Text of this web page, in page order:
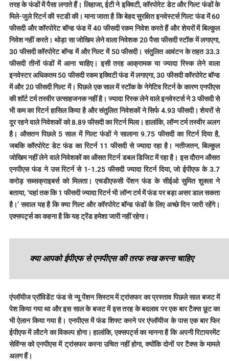
तरह के फंडों में पैसा लगाते हैं। लिहाजा, ईटी ने इक्विटी, कॉरपोरेट डेट और गिल्ट फंडों के
मिले-जुले रिटर्न की स्टडी की। माना जाता है कि बेहद सुरक्षित इनवेस्टर्स गिल्ट फंड में 60
फीसदी और कॉरपोरेट बॉन्ड फंड में 40 फीसदी रकम निवेश करते हैं और शेयरों में बिल्कुल
निवेश नहीं करते। थोड़ा सा जोखिम लेने वाला निवेशक 20 पैसा फीसदी स्टॉक में लगाएगा,
30 फीसदी कॉरपोरेट बॉन्ड में और गिल्ट में 50 फीसदी। संतुलित आवंटन के तहत 33.3
फीसदी तीनों फंडों में आना चाहिए। इसी तरह आक्रामक या ज्यादा रिस्क लेने वाला
इनवेस्टर अधिकतम 50 फीसदी रकम इक्विटी फंड में लगाएगा, 30 फीसदी कॉरपोरेट बॉन्ड
में और 20 फीसदी गिल्ट में। पिछले एक साल में स्टॉक के नेगेटिव रिटर्न के कारण एनपीएस
की शॉर्ट टर्म तस्वीर उत्साहजनक नहीं है। ज्यादा रिस्क लेने वाले इनवेस्टर्स ने 3 फीसदी से
भी कम का रिटर्न हासिल किया है और संतुलित निवेशकों ने सिर्फ 4.93 फीसदी। शेयरों से
दूर रहने वाले निवेशकों को 8.89 फीसदी का रिटर्न मिला। हालांकि, लॉन्ग टर्म तस्वीर अलग
है। औसतन पिछले 5 साल में गिल्ट फंडों ने सालाना 9.75 फीसदी का रिटर्न दिया है,
जबकि कॉरपोरेट डेट फंड का रिटर्न 11 फीसदी से ज्यादा रहा है। नतीजतन, बिल्कुल
जोखिम नहीं लेने वाले निवेशकों का औसत रिटर्न डबल डिजिट में रहा है। इस दौरान औसत
एनपीएस फंड ने उस रिटर्न से 1-1.25 फीसदी ज्यादा रिटर्न दिया, जो ईपीएफ के 3.7
करोड़ सब्सक्राइबर्स को मिलता। एचडीएफसी पेंशन फंड के सीईओ सुमित शुक्ला ने
बताया, ‘यहां तक कि 1 फीसदी ज्यादा रिटर्न भी लॉन्ग टर्म में फंड पर बड़ा असर डाल सकता
है।’ सवाल यह है कि क्या गिल्ट और कॉरपोरेट बॉन्ड फंडों के लिए अच्छे दिन जारी रहेंगे।
एक्सपर्ट्स का कहना है कि यह ट्रेंड हमेशा जारी नहीं रहेगा।
क्या आपको ईपीएफ से एनपीएस की तरफ रुख करना चाहिए
एंप्लॉयीज प्रॉविडेंट फंड से न्यू पेंशन सिस्टम में ट्रांसफर का प्रस्ताव पिछले साल बजट में
पेश किया गया था और इस साल के बजट में इस तरह के बदलाव पर एक बार टैक्स छूट का
भी ऐलान किया गया है। एनपीएस में फंड शिफ्ट करने पर एंप्लॉयीज के पास एक बार फिर
ईपीएफ में लौटने का विकल्प होगा। हालांकि, एक्सपर्ट्स का मानना है कि अपनी रिटायरमेंट
सेविंग्स को एनपीएस में ट्रांसफर करना उचित नहीं होगा, क्योंकि दोनों पर टैक्स के मामले
अलग हैं।